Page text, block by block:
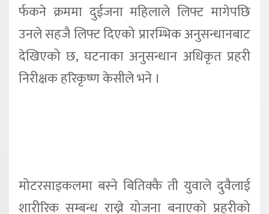
र्फकने क्रममा दुईजना महिलाले लिफ्ट मागेपछि
उनले सहजै लिफ्ट दिएको प्रारम्भिक अनुसन्धानबाट
देखिएको छ, घटनाका अनुसन्धान अधिकृत प्रहरी
निरीक्षक हरिकृष्ण केसीले भने ।
मोटरसाइकलमा बस्ने बितिक्कै ती युवाले दुवैलाई
शारीरिक सम्बन्ध राख्ने योजना बनाएको प्रहरीको